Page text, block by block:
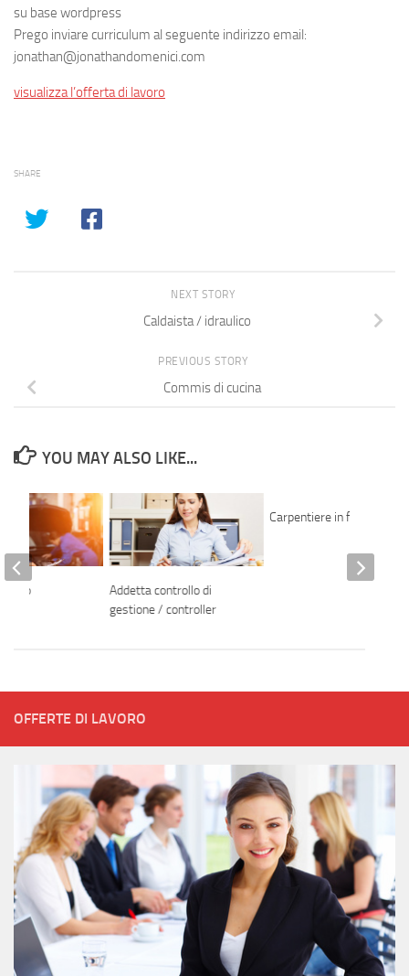
su base wordpress
Prego inviare curriculum al seguente indirizzo email:
jonathan@jonathandomenici.com
visualizza l’offerta di lavoro
SHARE
NEXT STORY
Caldaista / idraulico
PREVIOUS STORY
Commis di cucina
YOU MAY ALSO LIKE...
Addetta controllo di
gestione / controller
Carpentiere in ferro
auto
OFFERTE DI LAVORO